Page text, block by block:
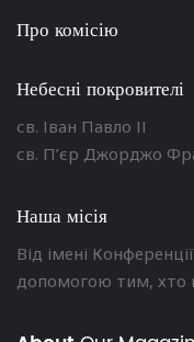
Про комісію
Небесні покровителі
св. Іван Павло ІІ
св. П’єр Джорджо
Наша місія
Від імені
допомогою тим, хто